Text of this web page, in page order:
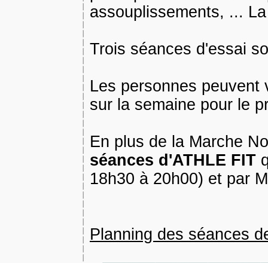
assouplissements, ...
Trois séances d'essai
Les personnes peuvent
sur la semaine pour le
En plus de la Marche
séances d'ATHLE FIT
18h30 à 20h00) et par
Planning des séances